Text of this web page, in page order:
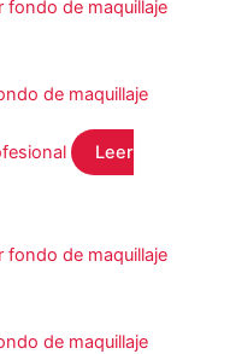
de maquillaje
Leer
de maquillaje